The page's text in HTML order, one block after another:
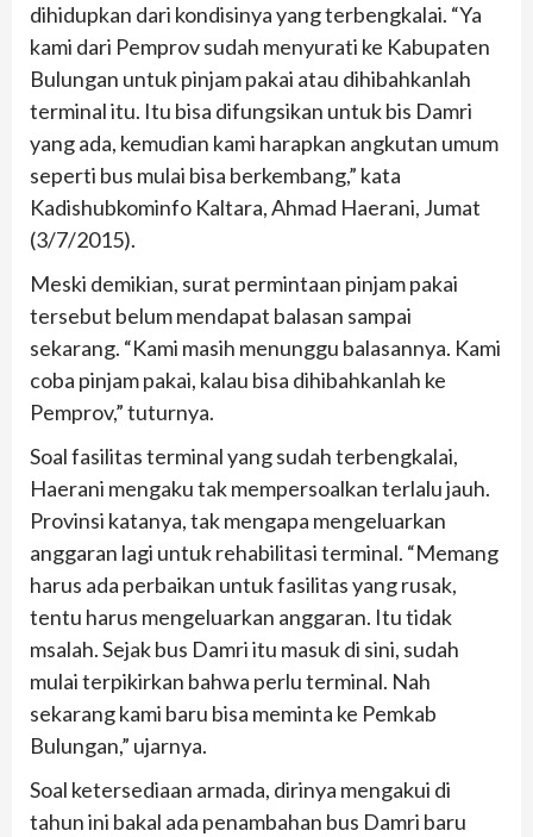
dihidupkan dari kondisinya yang terbengkalai. “Ya
kami dari Pemprov sudah menyurati ke Kabupaten
Bulungan untuk pinjam pakai atau dihibahkanlah
terminal itu. Itu bisa difungsikan untuk bis Damri
yang ada, kemudian kami harapkan angkutan umum
seperti bus mulai bisa berkembang,” kata
Kadishubkominfo Kaltara, Ahmad Haerani, Jumat
(3/7/2015).
Meski demikian, surat permintaan pinjam pakai
tersebut belum mendapat balasan sampai
sekarang. “Kami masih menunggu balasannya. Kami
coba pinjam pakai, kalau bisa dihibahkanlah ke
Pemprov,” tuturnya.
Soal fasilitas terminal yang sudah terbengkalai,
Haerani mengaku tak mempersoalkan terlalu jauh.
Provinsi katanya, tak mengapa mengeluarkan
anggaran lagi untuk rehabilitasi terminal. “Memang
harus ada perbaikan untuk fasilitas yang rusak,
tentu harus mengeluarkan anggaran. Itu tidak
msalah. Sejak bus Damri itu masuk di sini, sudah
mulai terpikirkan bahwa perlu terminal. Nah
sekarang kami baru bisa meminta ke Pemkab
Bulungan,” ujarnya.
Soal ketersediaan armada, dirinya mengakui di
tahun ini bakal ada penambahan bus Damri baru